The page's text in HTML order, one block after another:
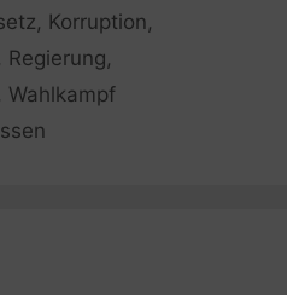
, Korruption,
Regierung,
Wahlkampf